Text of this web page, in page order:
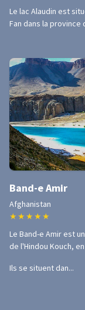
Le lac Alaudin est
Fan dans la province
Band-e Amir
Afghanistan
★ ★ ★ ★ ★
Le Band-e Amir est
de l'Hindou Kouch,
Ils se situent dan...